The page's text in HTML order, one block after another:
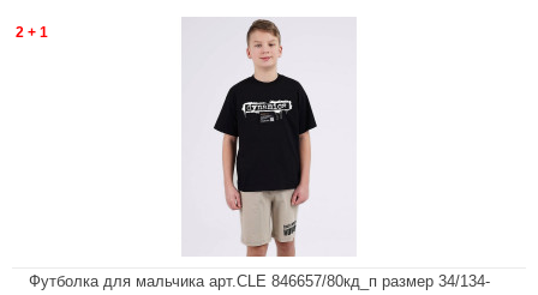
2 + 1
Футболка для мальчика арт.CLE 846657/80кд_п размер 34/134-